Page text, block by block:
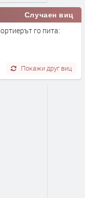
Случаен виц
го пита:
Покажи друг виц